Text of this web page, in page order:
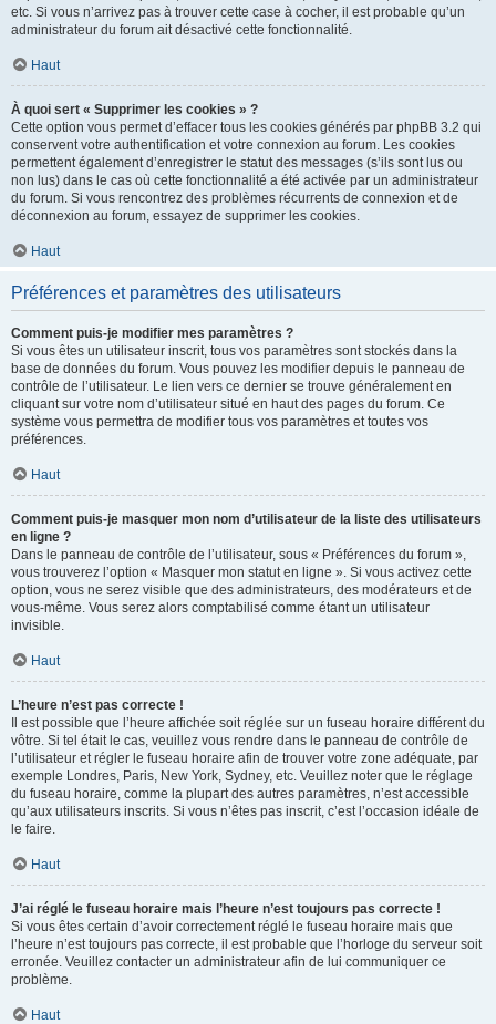
etc. Si vous n’arrivez pas à trouver cette case à cocher, il est probable qu’un
administrateur du forum ait désactivé cette fonctionnalité.
Haut
À quoi sert « Supprimer les cookies » ?
Cette option vous permet d’effacer tous les cookies générés par phpBB 3.2 qui
conservent votre authentification et votre connexion au forum. Les cookies
permettent également d’enregistrer le statut des messages (s’ils sont lus ou
non lus) dans le cas où cette fonctionnalité a été activée par un administrateur
du forum. Si vous rencontrez des problèmes récurrents de connexion et de
déconnexion au forum, essayez de supprimer les cookies.
Haut
Préférences et paramètres des utilisateurs
Comment puis-je modifier mes paramètres ?
Si vous êtes un utilisateur inscrit, tous vos paramètres sont stockés dans la
base de données du forum. Vous pouvez les modifier depuis le panneau de
contrôle de l’utilisateur. Le lien vers ce dernier se trouve généralement en
cliquant sur votre nom d’utilisateur situé en haut des pages du forum. Ce
système vous permettra de modifier tous vos paramètres et toutes vos
préférences.
Haut
Comment puis-je masquer mon nom d’utilisateur de la liste des utilisateurs
en ligne ?
Dans le panneau de contrôle de l’utilisateur, sous « Préférences du forum »,
vous trouverez l’option « Masquer mon statut en ligne ». Si vous activez cette
option, vous ne serez visible que des administrateurs, des modérateurs et de
vous-même. Vous serez alors comptabilisé comme étant un utilisateur
invisible.
Haut
L’heure n’est pas correcte !
Il est possible que l’heure affichée soit réglée sur un fuseau horaire différent du
vôtre. Si tel était le cas, veuillez vous rendre dans le panneau de contrôle de
l’utilisateur et régler le fuseau horaire afin de trouver votre zone adéquate, par
exemple Londres, Paris, New York, Sydney, etc. Veuillez noter que le réglage
du fuseau horaire, comme la plupart des autres paramètres, n’est accessible
qu’aux utilisateurs inscrits. Si vous n’êtes pas inscrit, c’est l’occasion idéale de
le faire.
Haut
J’ai réglé le fuseau horaire mais l’heure n’est toujours pas correcte !
Si vous êtes certain d’avoir correctement réglé le fuseau horaire mais que
l’heure n’est toujours pas correcte, il est probable que l’horloge du serveur soit
erronée. Veuillez contacter un administrateur afin de lui communiquer ce
problème.
Haut